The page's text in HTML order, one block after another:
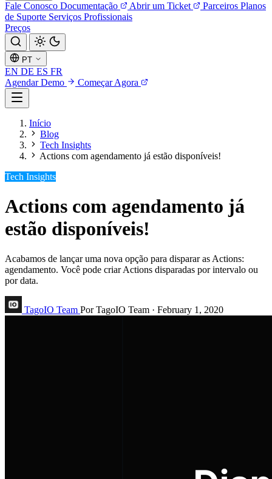
Fale Conosco Documentação Abrir um Ticket Parceiros Planos
de Suporte Serviços Profissionais
Preços
PT
EN DE ES FR
Agendar Demo
Começar Agora
Início
Blog
Tech Insights
Actions com agendamento já estão disponíveis!
Tech Insights
Actions com agendamento já
estão disponíveis!
Acabamos de lançar uma nova opção para disparar as Actions:
agendamento. Você pode criar Actions disparadas por intervalo ou
por data.
TagoIO Team Por TagoIO Team · February 1, 2020